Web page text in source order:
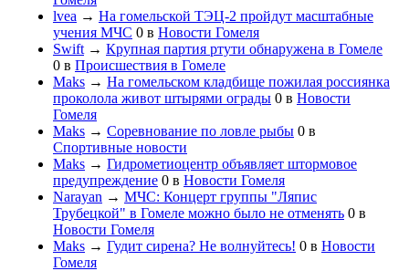
lvea → На гомельской ТЭЦ-2 пройдут масштабные
учения МЧС 0 в Новости Гомеля
Swift → Крупная партия ртути обнаружена в Гомеле
0 в Происшествия в Гомеле
Maks → На гомельском кладбище пожилая россиянка
проколола живот штырями ограды 0 в Новости
Гомеля
Maks → Соревнование по ловле рыбы 0 в
Спортивные новости
Maks → Гидрометиоцентр объявляет штормовое
предупреждение 0 в Новости Гомеля
Narayan → МЧС: Концерт группы "Ляпис
Трубецкой" в Гомеле можно было не отменять 0 в
Новости Гомеля
Maks → Гудит сирена? Не волнуйтесь! 0 в Новости
Гомеля